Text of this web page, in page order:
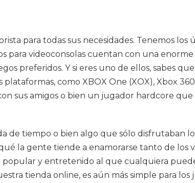
para todas sus necesidades. Tenemos
para videoconsolas cuentan con una
preferidos. Y si eres uno de ellos, sabes
como XBOX One (XOX), Xbox 360
sus amigos o bien un jugador hardcore
de tiempo o bien algo que sólo disfrutaban
la gente tiende a enamorarse tanto de los
popular y entretenido al que cualquiera
tienda online, es aún más simple para